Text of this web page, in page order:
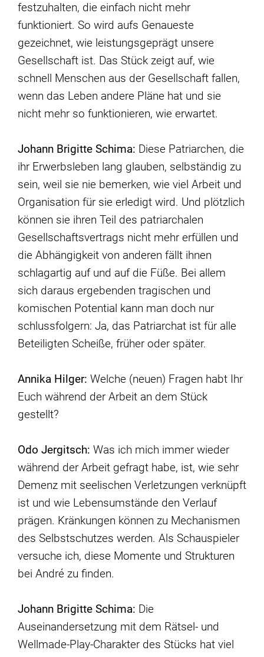
festzuhalten, die einfach nicht mehr
funktioniert. So wird aufs Genaueste
gezeichnet, wie leistungsgeprägt unsere
Gesellschaft ist. Das Stück zeigt auf, wie
schnell Menschen aus der Gesellschaft fallen,
wenn das Leben andere Pläne hat und sie
nicht mehr so funktionieren, wie erwartet.
Johann Brigitte Schima: Diese Patriarchen, die
ihr Erwerbsleben lang glauben, selbständig zu
sein, weil sie nie bemerken, wie viel Arbeit und
Organisation für sie erledigt wird. Und plötzlich
können sie ihren Teil des patriarchalen
Gesellschaftsvertrags nicht mehr erfüllen und
die Abhängigkeit von anderen fällt ihnen
schlagartig auf und auf die Füße. Bei allem
sich daraus ergebenden tragischen und
komischen Potential kann man doch nur
schlussfolgern: Ja, das Patriarchat ist für alle
Beteiligten Scheiße, früher oder später.
Annika Hilger: Welche (neuen) Fragen habt Ihr
Euch während der Arbeit an dem Stück
gestellt?
Odo Jergitsch: Was ich mich immer wieder
während der Arbeit gefragt habe, ist, wie sehr
Demenz mit seelischen Verletzungen verknüpft
ist und wie Lebensumstände den Verlauf
prägen. Kränkungen können zu Mechanismen
des Selbstschutzes werden. Als Schauspieler
versuche ich, diese Momente und Strukturen
bei André zu finden.
Johann Brigitte Schima: Die
Auseinandersetzung mit dem Rätsel- und
Wellmade-Play-Charakter des Stücks hat viel